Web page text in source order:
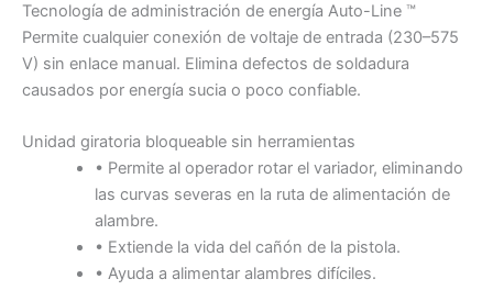
Tecnología de administración de energía Auto-Line ™
Permite cualquier conexión de voltaje de entrada (230–575
V) sin enlace manual. Elimina defectos de soldadura
causados por energía sucia o poco confiable.
Unidad giratoria bloqueable sin herramientas
• Permite al operador rotar el variador, eliminando
las curvas severas en la ruta de alimentación de
alambre.
• Extiende la vida del cañón de la pistola.
• Ayuda a alimentar alambres difíciles.